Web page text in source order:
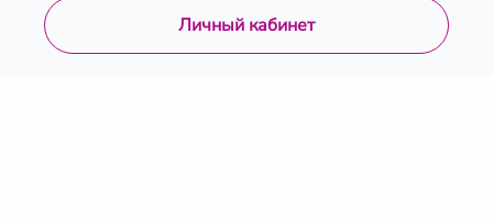
Личный кабинет